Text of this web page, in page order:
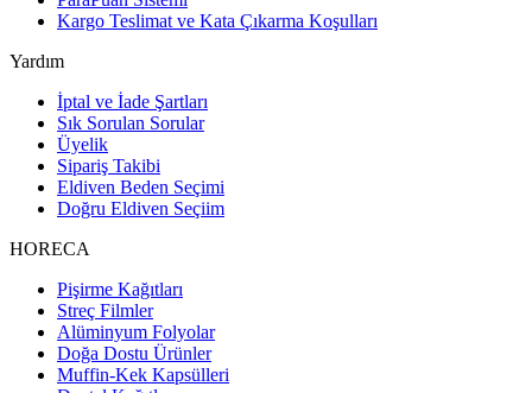
Kargo Teslimat ve Kata Çıkarma Koşulları
Yardım
İptal ve İade Şartları
Sık Sorulan Sorular
Üyelik
Sipariş Takibi
Eldiven Beden Seçimi
Doğru Eldiven Seçiim
HORECA
Pişirme Kağıtları
Streç Filmler
Alüminyum Folyolar
Doğa Dostu Ürünler
Muffin-Kek Kapsülleri